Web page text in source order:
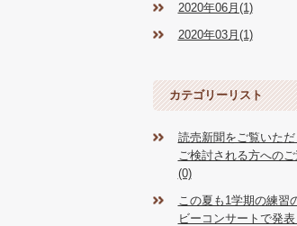
2020年06月(1)
2020年03月(1)
カテゴリーリスト
読売新聞をご覧いた
ご検討される方へのご
(0)
この夏も1学期の練習
ビーコンサートで発